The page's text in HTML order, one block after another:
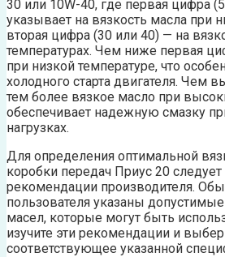
30 или 10W-40, где первая цифра
указывает на вязкость масла при
вторая цифра (30 или 40) — на
температурах. Чем ниже первая
при низкой температуре, что
холодного старта двигателя. Чем
тем более вязкое масло при
обеспечивает надежную смазку
нагрузках.
Для определения оптимальной
коробки передач Приус 20 следует
рекомендации производителя.
пользователя указаны
масел, которые могут быть
изучите эти рекомендации и
соответствующее указанной